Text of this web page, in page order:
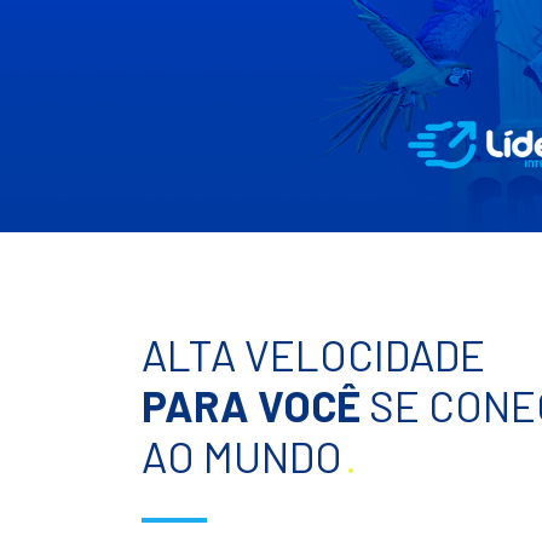
ALTA VELOCIDADE
PARA VOCÊ SE
AO MUNDO.